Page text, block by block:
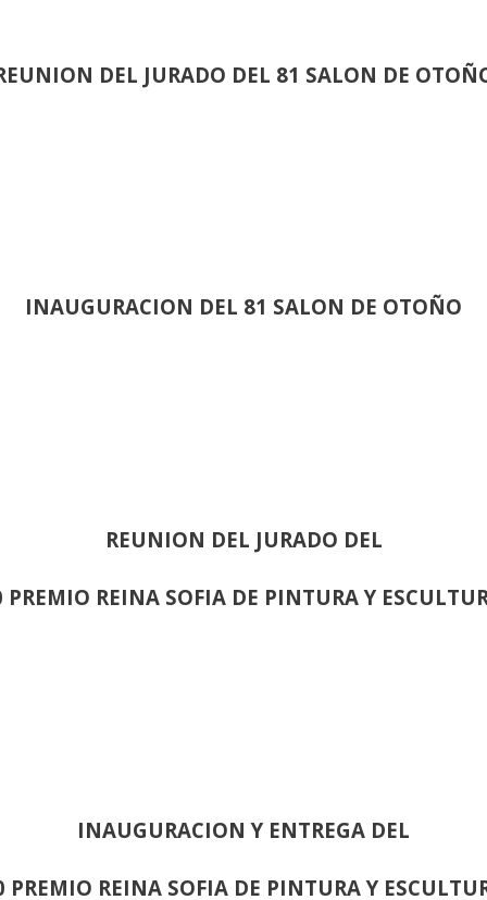
DEL JURADO DEL 81 SALON DE
INAUGURACION DEL 81 SALON DE OTOÑO
REUNION DEL JURADO DEL
PREMIO REINA SOFIA DE PINTURA Y
INAUGURACION Y ENTREGA DEL
PREMIO REINA SOFIA DE PINTURA Y